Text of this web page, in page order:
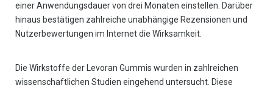
einer Anwendungsdauer von drei Monaten einstellen. Darüber
hinaus bestätigen zahlreiche unabhängige Rezensionen und
Nutzerbewertungen im Internet die Wirksamkeit.
Die Wirkstoffe der Levoran Gummis wurden in zahlreichen
wissenschaftlichen Studien eingehend untersucht. Diese